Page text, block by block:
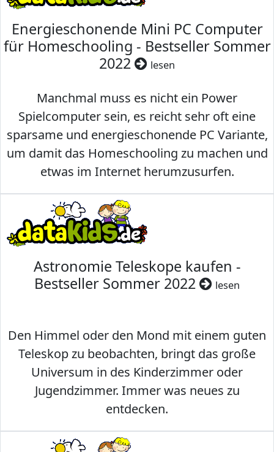
Energieschonende Mini PC Computer
für Homeschooling - Bestseller Sommer
2022
lesen
Manchmal muss es nicht ein Power
Spielcomputer sein, es reicht sehr oft eine
sparsame und energieschonende PC Variante,
um damit das Homeschooling zu machen und
etwas im Internet herumzusurfen.
Astronomie Teleskope kaufen -
Bestseller Sommer 2022
lesen
Den Himmel oder den Mond mit einem guten
Teleskop zu beobachten, bringt das große
Universum in des Kinderzimmer oder
Jugendzimmer. Immer was neues zu
entdecken.